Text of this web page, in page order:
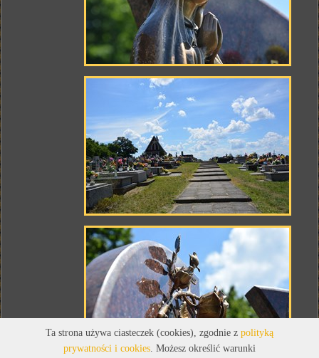
Ta strona używa ciasteczek (cookies), zgodnie z polityką
prywatności i cookies. Możesz określić warunki